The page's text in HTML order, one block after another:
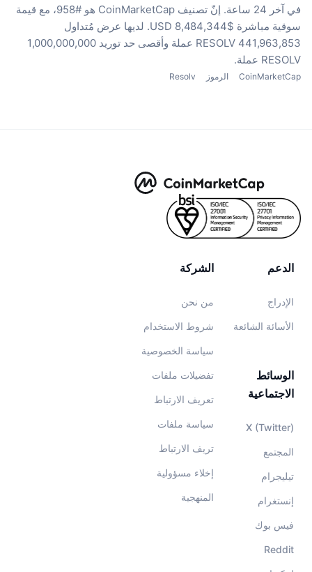
في آخر 24 ساعة.
إنّ تصنيف CoinMarketCap هو #958، مع قيمة
سوقية مباشرة $8,484,344 USD.
لديها عرض مُتداول
441,963,853 RESOLV عملة
وأقصى حد توريد 1,000,000,000
RESOLV عملة.
CoinMarketCap الرموز Resolv
الشركة
من نحن
شروط الاستخدام
سياسة الخصوصية
تفضيلات ملفات
تعريف الارتباط
سياسة ملفات
تريف الارتباط
إخلاء مسؤولية
المنهجية
الدعم
الإدراج
الأسائة الشائعة
الوسائط
الاجتماعية
X (Twitter)
المجتمع
تيليجرام
إنستغرام
فيس بوك
Reddit